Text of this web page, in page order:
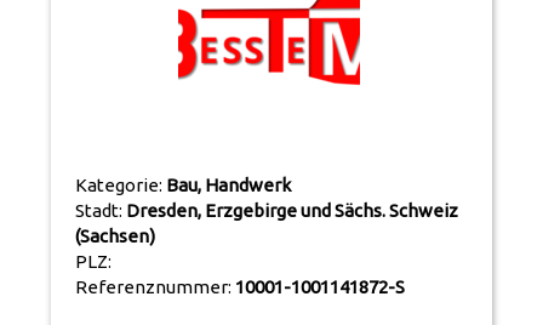
Kategorie: Bau, Handwerk
Stadt: Dresden, Erzgebirge und Sächs. Schweiz
(Sachsen)
PLZ:
Referenznummer: 10001-1001141872-S